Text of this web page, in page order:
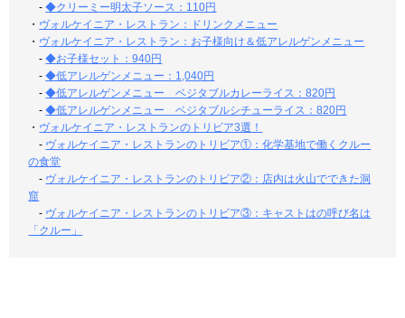
-◆クリーミー明太子ソース：110円
・ ヴォルケイニア・レストラン：ドリンクメニュー
・ ヴォルケイニア・レストラン：お子様向け＆低アレルゲンメニュー
-◆お子様セット：940円
-◆低アレルゲンメニュー：1,040円
-◆低アレルゲンメニュー ベジタブルカレーライス：820円
-◆低アレルゲンメニュー ベジタブルシチューライス：820円
・ ヴォルケイニア・レストランのトリビア3選！
- ヴォルケイニア・レストランのトリビア①：化学基地で働くクルー
の食堂
- ヴォルケイニア・レストランのトリビア②：店内は火山でできた洞
窟
- ヴォルケイニア・レストランのトリビア③：キャストはの呼び名は
「クルー」